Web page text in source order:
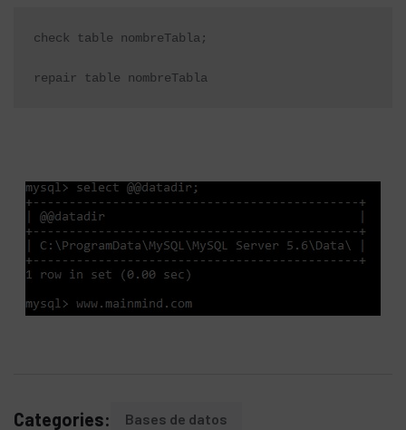
check table nombreTabla;
repair table nombreTabla
Categories: Bases de datos